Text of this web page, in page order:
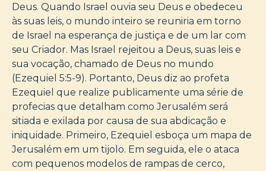
Deus. Quando Israel ouvia seu Deus e obedeceu
às suas leis, o mundo inteiro se reuniria em torno
de Israel na esperança de justiça e de um lar com
seu Criador. Mas Israel rejeitou a Deus, suas leis e
sua vocação, chamado de Deus no mundo
(Ezequiel 5:5-9). Portanto, Deus diz ao profeta
Ezequiel que realize publicamente uma série de
profecias que detalham como Jerusalém será
sitiada e exilada por causa de sua abdicação e
iniquidade. Primeiro, Ezequiel esboça um mapa de
Jerusalém em um tijolo. Em seguida, ele o ataca
com pequenos modelos de rampas de cerco,